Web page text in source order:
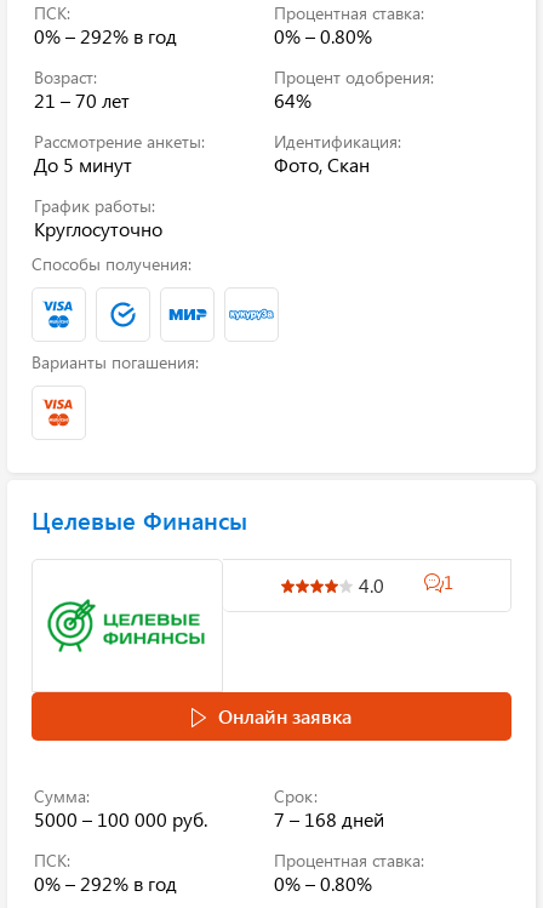
ПСК:
0% – 292% в год
Процентная ставка:
0% – 0.80%
Возраст:
21 – 70 лет
Процент одобрения:
64%
Рассмотрение анкеты:
До 5 минут
Идентификация:
Фото, Скан
График работы:
Круглосуточно
Способы получения:
Варианты погашения:
Целевые Финансы
4.0 1
Онлайн заявка
Сумма:
5000 – 100 000 руб.
Срок:
7 – 168 дней
ПСК:
0% – 292% в год
Процентная ставка:
0% – 0.80%